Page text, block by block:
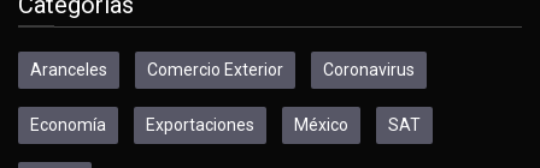
Aranceles Comercio Exterior Coronavirus
Economía Exportaciones México SAT